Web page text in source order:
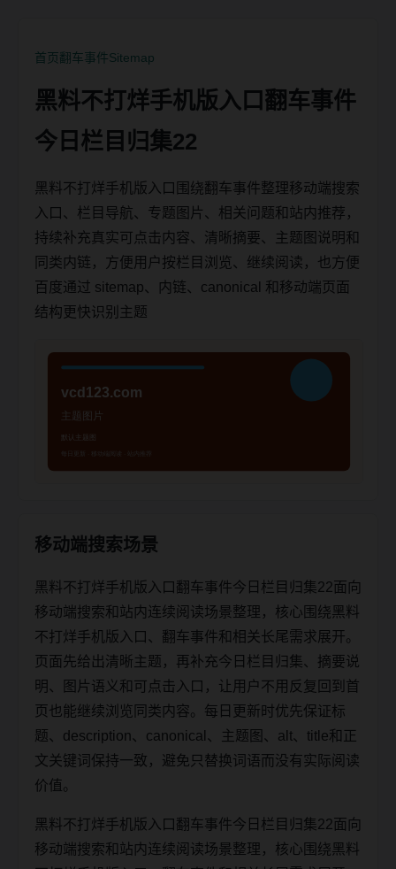
首页翻车事件Sitemap
黑料不打烊手机版入口翻车事件
今日栏目归集22
黑料不打烊手机版入口围绕翻车事件整理移动端搜索
入口、栏目导航、专题图片、相关问题和站内推荐，
持续补充真实可点击内容、清晰摘要、主题图说明和
同类内链，方便用户按栏目浏览、继续阅读，也方便
百度通过 sitemap、内链、canonical 和移动端页面
结构更快识别主题
移动端搜索场景
黑料不打烊手机版入口翻车事件今日栏目归集22面向
移动端搜索和站内连续阅读场景整理，核心围绕黑料
不打烊手机版入口、翻车事件和相关长尾需求展开。
页面先给出清晰主题，再补充今日栏目归集、摘要说
明、图片语义和可点击入口，让用户不用反复回到首
页也能继续浏览同类内容。每日更新时优先保证标
题、description、canonical、主题图、alt、title和正
文关键词保持一致，避免只替换词语而没有实际阅读
价值。
黑料不打烊手机版入口翻车事件今日栏目归集22面向
移动端搜索和站内连续阅读场景整理，核心围绕黑料